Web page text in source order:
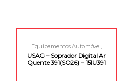
Equipamentos Automóvel,
Equipamentos e Acessórios
USAG – Soprador Digital Ar
Quente 391(SO26) – 151U391